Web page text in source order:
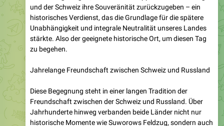
Unabhängigkeit und integrale Neutralität unseres Landes
stärkte. Also der geeignete historische Ort, um diesen Tag
zu begehen.
Jahrelange Freundschaft zwischen Schweiz und Russland
Diese Begegnung steht in einer langen Tradition der
Jahrhunderte hinweg verbanden beide Länder nicht nur
historische Momente wie Suworows Feldzug, sondern auch
kulturelle, wirtschaftliche und menschliche Bande. Viele
Schweizer erinnern sich an Zeiten, in denen Russland als